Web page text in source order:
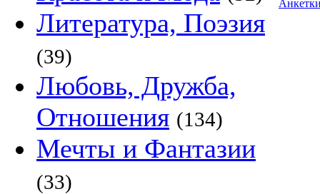
Литература, Поэзия
(39)
Любовь, Дружба,
Отношения (134)
Мечты и Фантазии
(33)